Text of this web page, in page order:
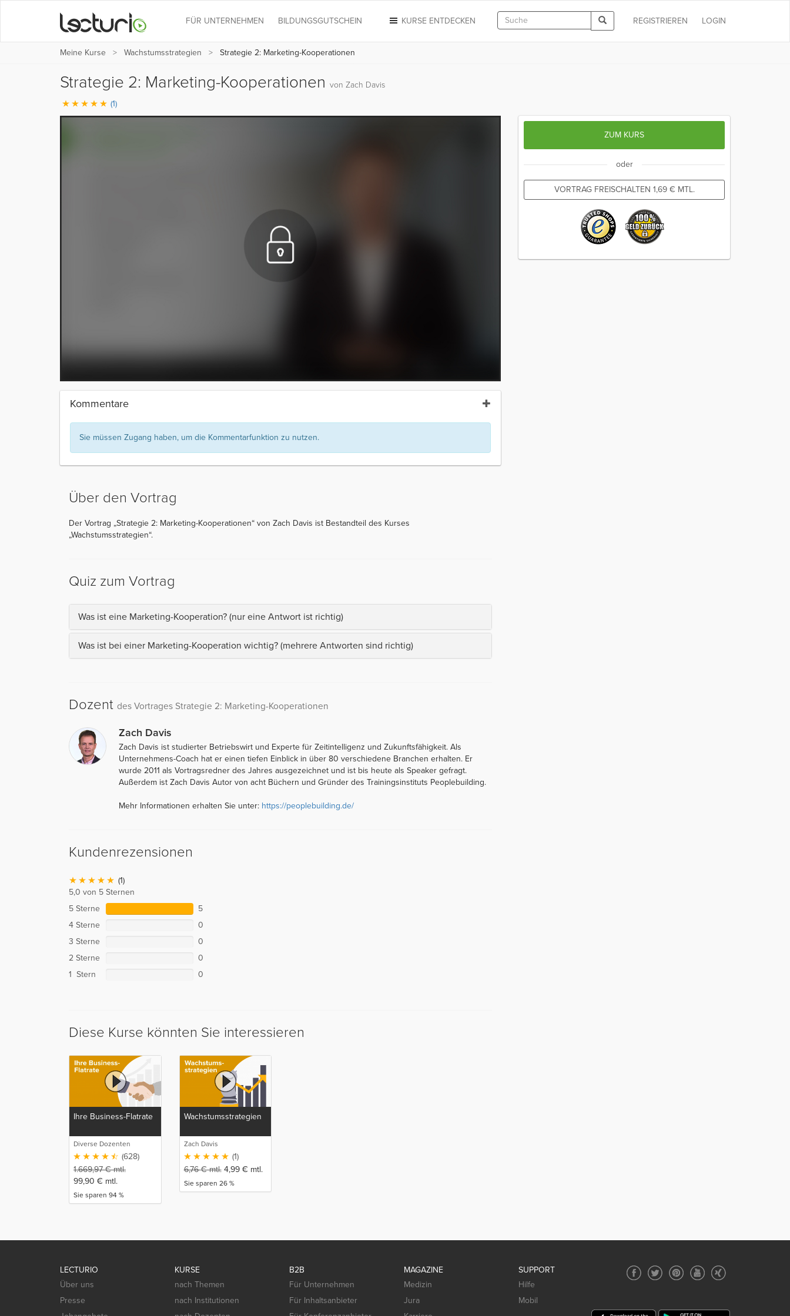
LOGIN
REGISTRIEREN
KURSE ENTDECKEN
FÜR UNTERNEHMEN BILDUNGSGUTSCHEIN
Meine Kurse Wachstumsstrategien Strategie 2: Marketing-Kooperationen
Strategie 2: Marketing-Kooperationen von Zach Davis
(1)
Kommentare
Sie müssen Zugang haben, um die Kommentarfunktion zu nutzen.
Über den Vortrag
Der Vortrag „Strategie 2: Marketing-Kooperationen“ von Zach Davis ist Bestandteil des Kurses
„Wachstumsstrategien“.
Quiz zum Vortrag
Was ist eine Marketing-Kooperation? (nur eine Antwort ist richtig)
Was ist bei einer Marketing-Kooperation wichtig? (mehrere Antworten sind richtig)
Dozent des Vortrages Strategie 2: Marketing-Kooperationen
Zach Davis
Zach Davis ist studierter Betriebswirt und Experte für Zeitintelligenz und Zukunftsfähigkeit. Als
Unternehmens-Coach hat er einen tiefen Einblick in über 80 verschiedene Branchen erhalten. Er
wurde 2011 als Vortragsredner des Jahres ausgezeichnet und ist bis heute als Speaker gefragt.
Außerdem ist Zach Davis Autor von acht Büchern und Gründer des Trainingsinstituts Peoplebuilding.
Mehr Informationen erhalten Sie unter: https://peoplebuilding.de/
Kundenrezensionen
(1)
5,0 von 5 Sternen
5 Sterne
5
4 Sterne
0
3 Sterne
0
2 Sterne
0
1 Stern
0
Diese Kurse könnten Sie interessieren
Ihre Business-Flatrate
Diverse Dozenten
(628)
1.669,97€mtl.
99,90 € mtl.
Sie sparen 94 %
Wachstumsstrategien
Zach Davis
(1)
6,76€mtl. 4,99 € mtl.
Sie sparen 26 %
ZUM KURS
oder
VORTRAG FREISCHALTEN 1,69 € MTL.
LECTURIO
Über uns
Presse
KURSE
nach Themen
nach Institutionen
B2B
Für Unternehmen
Für Inhaltsanbieter
MAGAZINE
Medizin
Jura
SUPPORT
Hilfe
Mobil